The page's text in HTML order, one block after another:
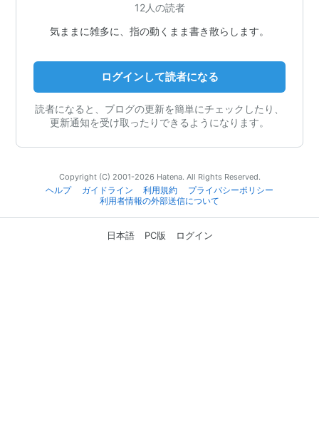
12人の読者
気ままに雑多に、指の動くまま書き散らします。
ログインして読者になる
読者になると、ブログの更新を簡単にチェックしたり、
更新通知を受け取ったりできるようになります。
Copyright (C) 2001-2026 Hatena. All Rights Reserved.
ヘルプ
ガイドライン 利用規約
プライバシーポリシー
利用者情報の外部送信について
日本語 PC版 ログイン